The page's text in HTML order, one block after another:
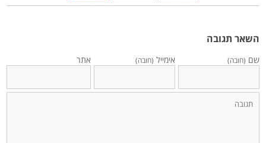
השאר תגובה
שם (חובה) אימייל (חובה) אתר